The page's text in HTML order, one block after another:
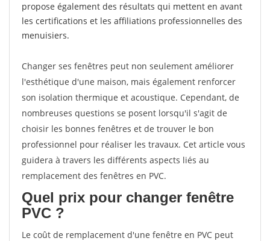
propose également des résultats qui mettent en avant
les certifications et les affiliations professionnelles des
menuisiers.
Changer ses fenêtres peut non seulement améliorer
l'esthétique d'une maison, mais également renforcer
son isolation thermique et acoustique. Cependant, de
nombreuses questions se posent lorsqu'il s'agit de
choisir les bonnes fenêtres et de trouver le bon
professionnel pour réaliser les travaux. Cet article vous
guidera à travers les différents aspects liés au
remplacement des fenêtres en PVC.
Quel prix pour changer fenêtre
PVC ?
Le coût de remplacement d'une fenêtre en PVC peut